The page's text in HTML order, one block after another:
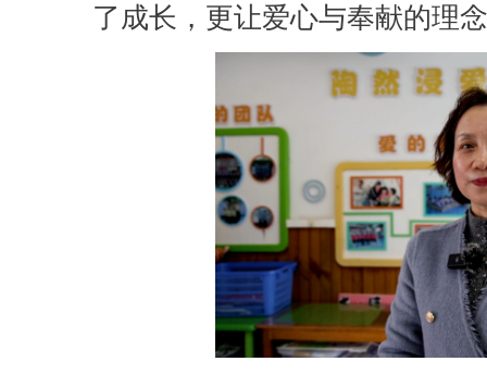
了成长，更让爱心与奉献的理